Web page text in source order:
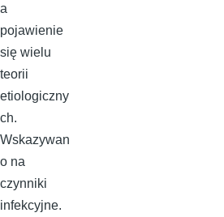
a
pojawienie
się wielu
teorii
etiologiczny
ch.
Wskazywan
o na
czynniki
infekcyjne.